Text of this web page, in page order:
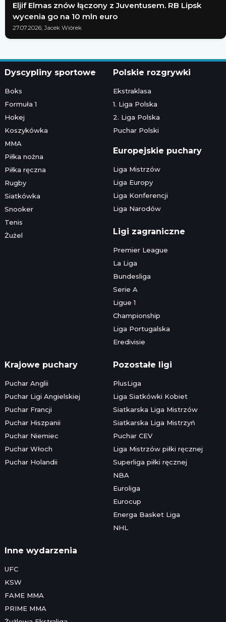
Eljif Elmas znów łączony z Juventusem. RB Lipsk
wycenia go na 10 mln euro
27.07.2026; Jacek Wiórek
Dyscypliny sportowe
Boks
Formuła 1
Hokej
Koszykówka
MMA
Piłka nożna
Piłka ręczna
Rugby
Siatkówka
Snooker
Tenis
Żużel
Polskie rozgrywki
Ekstraklasa
1. Liga Polska
2. Liga Polska
Puchar Polski
Europejskie puchary
Liga Mistrzów
Liga Europy
Liga Konferencji
Liga Narodów
Ligi zagraniczne
Premier League
La Liga
Bundesliga
Serie A
Ligue 1
Championship
Liga Portugalska
Eredivisie
Krajowe puchary
Puchar Anglii
Puchar Ligi Angielskiej
Puchar Francji
Puchar Hiszpanii
Puchar Niemiec
Puchar Włoch
Puchar Holandii
Pozostałe ligi
PlusLiga
Liga Siatkówki Kobiet
Siatkarska Liga Mistrzów
Siatkarska Liga Mistrzyń
Puchar CEV
Liga Mistrzów piłki ręcznej
Superliga piłki ręcznej
NBA
Euroliga
Eurocup
Energa Basket Liga
NHL
Inne wydarzenia
UFC
KSW
FAME MMA
PRIME MMA